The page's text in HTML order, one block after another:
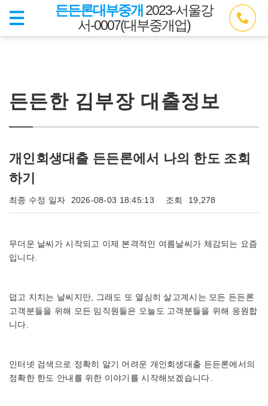
든든론대부중개 2023-서울강
서-0007(대부중개업)
든든한 김부장 대출정보
개인회생대출 든든론에서 나의 한도 조회
하기
최종 수정 일자 2026-08-03 18:45:13 조회 19,278
무더운 날씨가 시작되고 이제 본격적인 여름날씨가 체감되는 요즘
입니다.
덥고 지치는 날씨지만, 그래도 또 열심히 살고계시는 모든 든든론
고객분들을 위해 모든 임직원들은 오늘도 고객분들을 위해 응원합
니다.
인터넷 검색으로 정확히 알기 어려운 개인회생대출 든든론에서의
정확한 한도 안내를 위한 이야기를 시작해보겠습니다.